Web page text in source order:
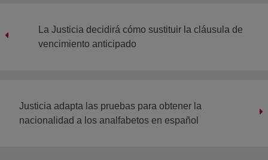
La Justicia decidirá cómo sustituir la cláusula de
vencimiento anticipado
Justicia adapta las pruebas para obtener la
nacionalidad a los analfabetos en español